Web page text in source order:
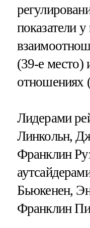
показатели
(39-е
отношениях
Лидерами
Линкольн,
Франклин
Бьюкенен,
Франклин